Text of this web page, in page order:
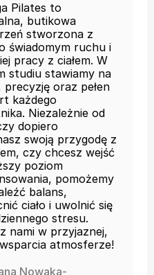
Pilates to
butikowa
stworzona z
świadomym ruchu i
pracy z ciałem. W
studiu stawiamy na
precyzję oraz pełen
każdego
Niezależnie od
dopiero
swoją przygodę z
czy chcesz wejść
poziom
pomożemy
balans,
ciało i uwolnić się
stresu.
nami w przyjaznej,
wsparcia atmosferze!
Nowaka-